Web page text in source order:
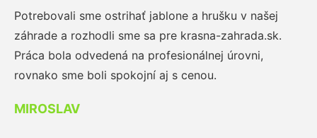
Potrebovali sme ostrihať jablone a hrušku v našej
záhrade a rozhodli sme sa pre krasna-zahrada.sk.
Práca bola odvedená na profesionálnej úrovni,
rovnako sme boli spokojní aj s cenou.
MIROSLAV